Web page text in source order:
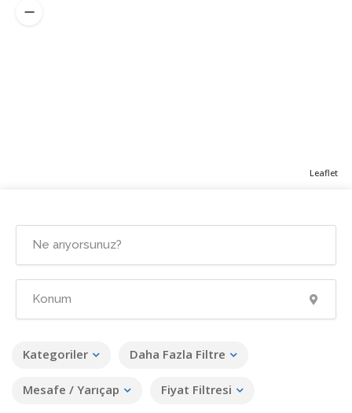
Kategoriler Daha Fazla Filtre
Mesafe / Yarıçap Fiyat Filtresi
Leaflet